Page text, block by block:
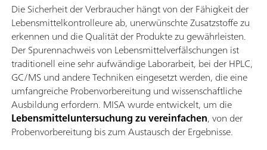
Die Sicherheit der Verbraucher hängt von der Fähigkeit der
Lebensmittelkontrolleure ab, unerwünschte Zusatzstoffe zu
erkennen und die Qualität der Produkte zu gewährleisten.
Der Spurennachweis von Lebensmittelverfälschungen ist
traditionell eine sehr aufwändige Laborarbeit, bei der HPLC,
GC/MS und andere Techniken eingesetzt werden, die eine
umfangreiche Probenvorbereitung und wissenschaftliche
Ausbildung erfordern. MISA wurde entwickelt, um die
Lebensmitteluntersuchung zu vereinfachen, von der
Probenvorbereitung bis zum Austausch der Ergebnisse.